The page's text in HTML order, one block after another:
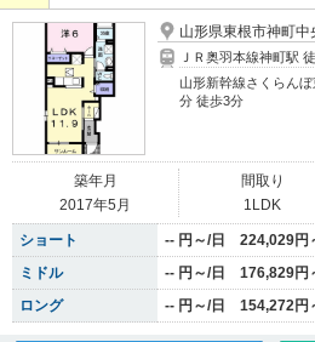
山形県東根市神町
ＪＲ奥羽本線神町駅
山形新幹線さくらん
分 徒歩3分
築年月
2017年5月
間取り
1LDK
ショート
-- 円～/日 224,029円
ミドル
-- 円～/日 176,829円
ロング
-- 円～/日 154,272円